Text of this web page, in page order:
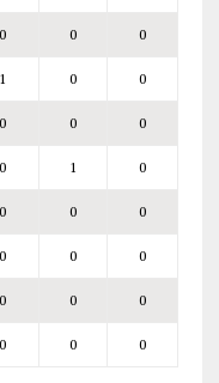
0 0 0
1 0 0
0 0 0
0 1 0
0 0 0
0 0 0
0 0 0
0 0 0